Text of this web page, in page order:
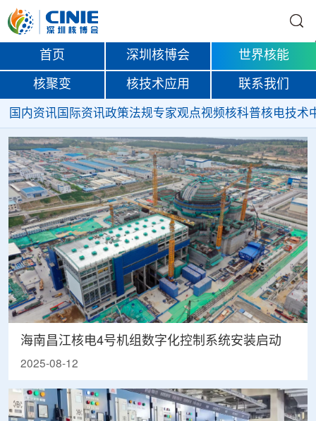
首页 深圳核博会 世界核能
核聚变 核技术应用 联系我们
国内资讯 国际资讯政策法规专家观点视频核科普核电技术
海南昌江核电4号机组数字化控制系统安装启动
2025-08-12